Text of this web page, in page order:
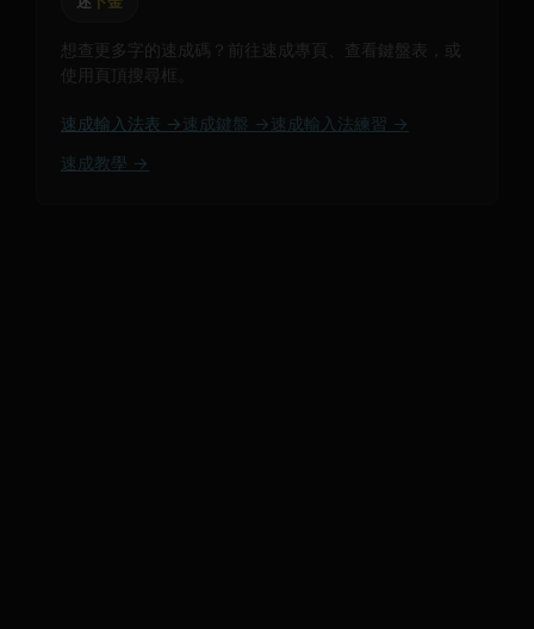
想查更多字的速成碼？前往速成專頁、查看鍵盤表，或
使用頁頂搜尋框。
速成輸入法表 → 速成鍵盤 → 速成輸入法練習 →
速成教學 →